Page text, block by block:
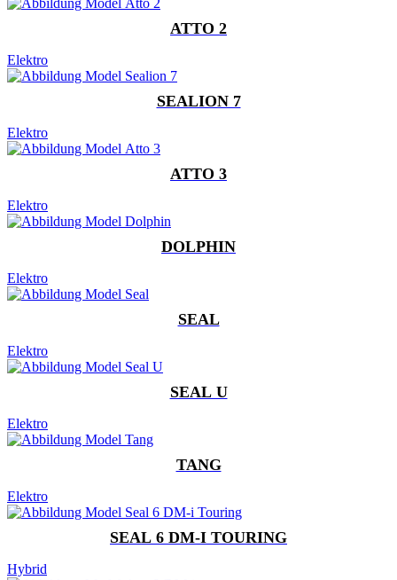
ATTO 2
Elektro
SEALION 7
Elektro
ATTO 3
Elektro
DOLPHIN
Elektro
SEAL
Elektro
SEAL U
Elektro
TANG
Elektro
SEAL 6 DM-I TOURING
Hybrid